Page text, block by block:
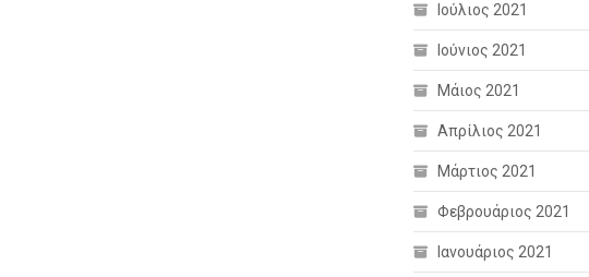
Ιούλιος 2021
Ιούνιος 2021
Μάιος 2021
Απρίλιος 2021
Μάρτιος 2021
Φεβρουάριος 2021
Ιανουάριος 2021